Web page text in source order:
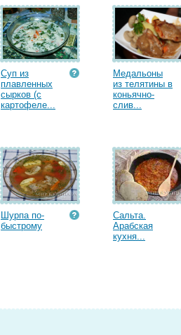
Суп из
плавленных
сырков (с
картофеле...
Медальоны
из телятины в
коньячно-
слив...
Шурпа по-
быстрому
Сальта.
Арабская
кухня...